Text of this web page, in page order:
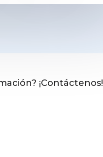
¡Contáctenos!